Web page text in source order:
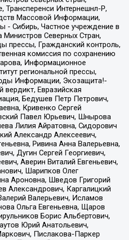
Трансперенси Интернешнл-Р,
Массовой Информации,
- Сибирь, Частное учреждение в
Министров Северных Стран,
прессы, Гражданский контроль,
комиссия по сохранению
Информационное
региональной прессы,
Информации, Экозащита!-
Евразийская
Бедушев Петр Петрович,
Кривенко Сергей
Павел Юрьевич, Шнырова
Лилия Айратовна, Сидорович
Александр Алексеевич,
Ривина Анна Валерьевна,
Дугин Сергей Георгиевич,
Аверин Виталий Евгеньевич,
Шарипков Олег
Ароновна, Шведов Григорий
Александрович, Каргалицкий
Валерьевич, Исламов
Ольга Евгеньевна, Щаров
Борис Альбертович,
Юрий Анатольевич,
Пислакова-Паркер